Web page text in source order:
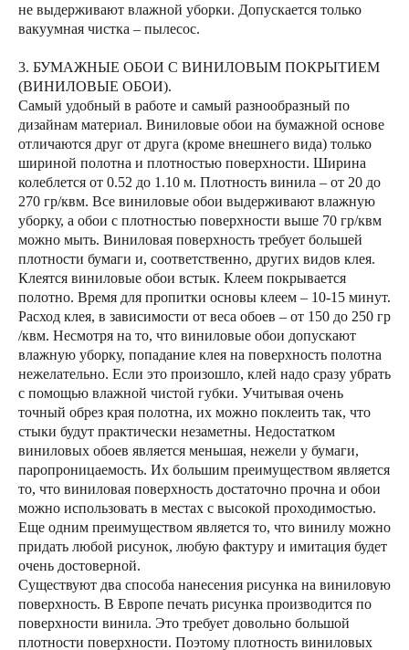
не выдерживают влажной уборки. Допускается только
вакуумная чистка – пылесос.
3. БУМАЖНЫЕ ОБОИ С ВИНИЛОВЫМ ПОКРЫТИЕМ
(ВИНИЛОВЫЕ ОБОИ).
Самый удобный в работе и самый разнообразный по
дизайнам материал. Виниловые обои на бумажной основе
отличаются друг от друга (кроме внешнего вида) только
шириной полотна и плотностью поверхности. Ширина
колеблется от 0.52 до 1.10 м. Плотность винила – от 20 до
270 гр/квм. Все виниловые обои выдерживают влажную
уборку, а обои с плотностью поверхности выше 70 гр/квм
можно мыть. Виниловая поверхность требует большей
плотности бумаги и, соответственно, других видов клея.
Клеятся виниловые обои встык. Клеем покрывается
полотно. Время для пропитки основы клеем – 10-15 минут.
Расход клея, в зависимости от веса обоев – от 150 до 250 гр
/квм. Несмотря на то, что виниловые обои допускают
влажную уборку, попадание клея на поверхность полотна
нежелательно. Если это произошло, клей надо сразу убрать
с помощью влажной чистой губки. Учитывая очень
точный обрез края полотна, их можно поклеить так, что
стыки будут практически незаметны. Недостатком
виниловых обоев является меньшая, нежели у бумаги,
паропроницаемость. Их большим преимуществом является
то, что виниловая поверхность достаточно прочна и обои
можно использовать в местах с высокой проходимостью.
Еще одним преимуществом является то, что винилу можно
придать любой рисунок, любую фактуру и имитация будет
очень достоверной.
Существуют два способа нанесения рисунка на виниловую
поверхность. В Европе печать рисунка производится по
поверхности винила. Это требует довольно большой
плотности поверхности. Поэтому плотность виниловых